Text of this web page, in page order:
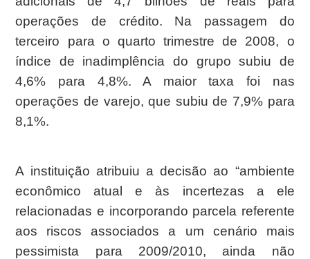
operações de crédito. Na passagem do
terceiro para o quarto trimestre de 2008, o
índice de inadimplência do grupo subiu de
4,6% para 4,8%. A maior taxa foi nas
operações de varejo, que subiu de 7,9% para
8,1%.
A instituição atribuiu a decisão ao “ambiente
econômico atual e às incertezas a ele
relacionadas e incorporando parcela referente
aos riscos associados a um cenário mais
pessimista para 2009/2010, ainda não